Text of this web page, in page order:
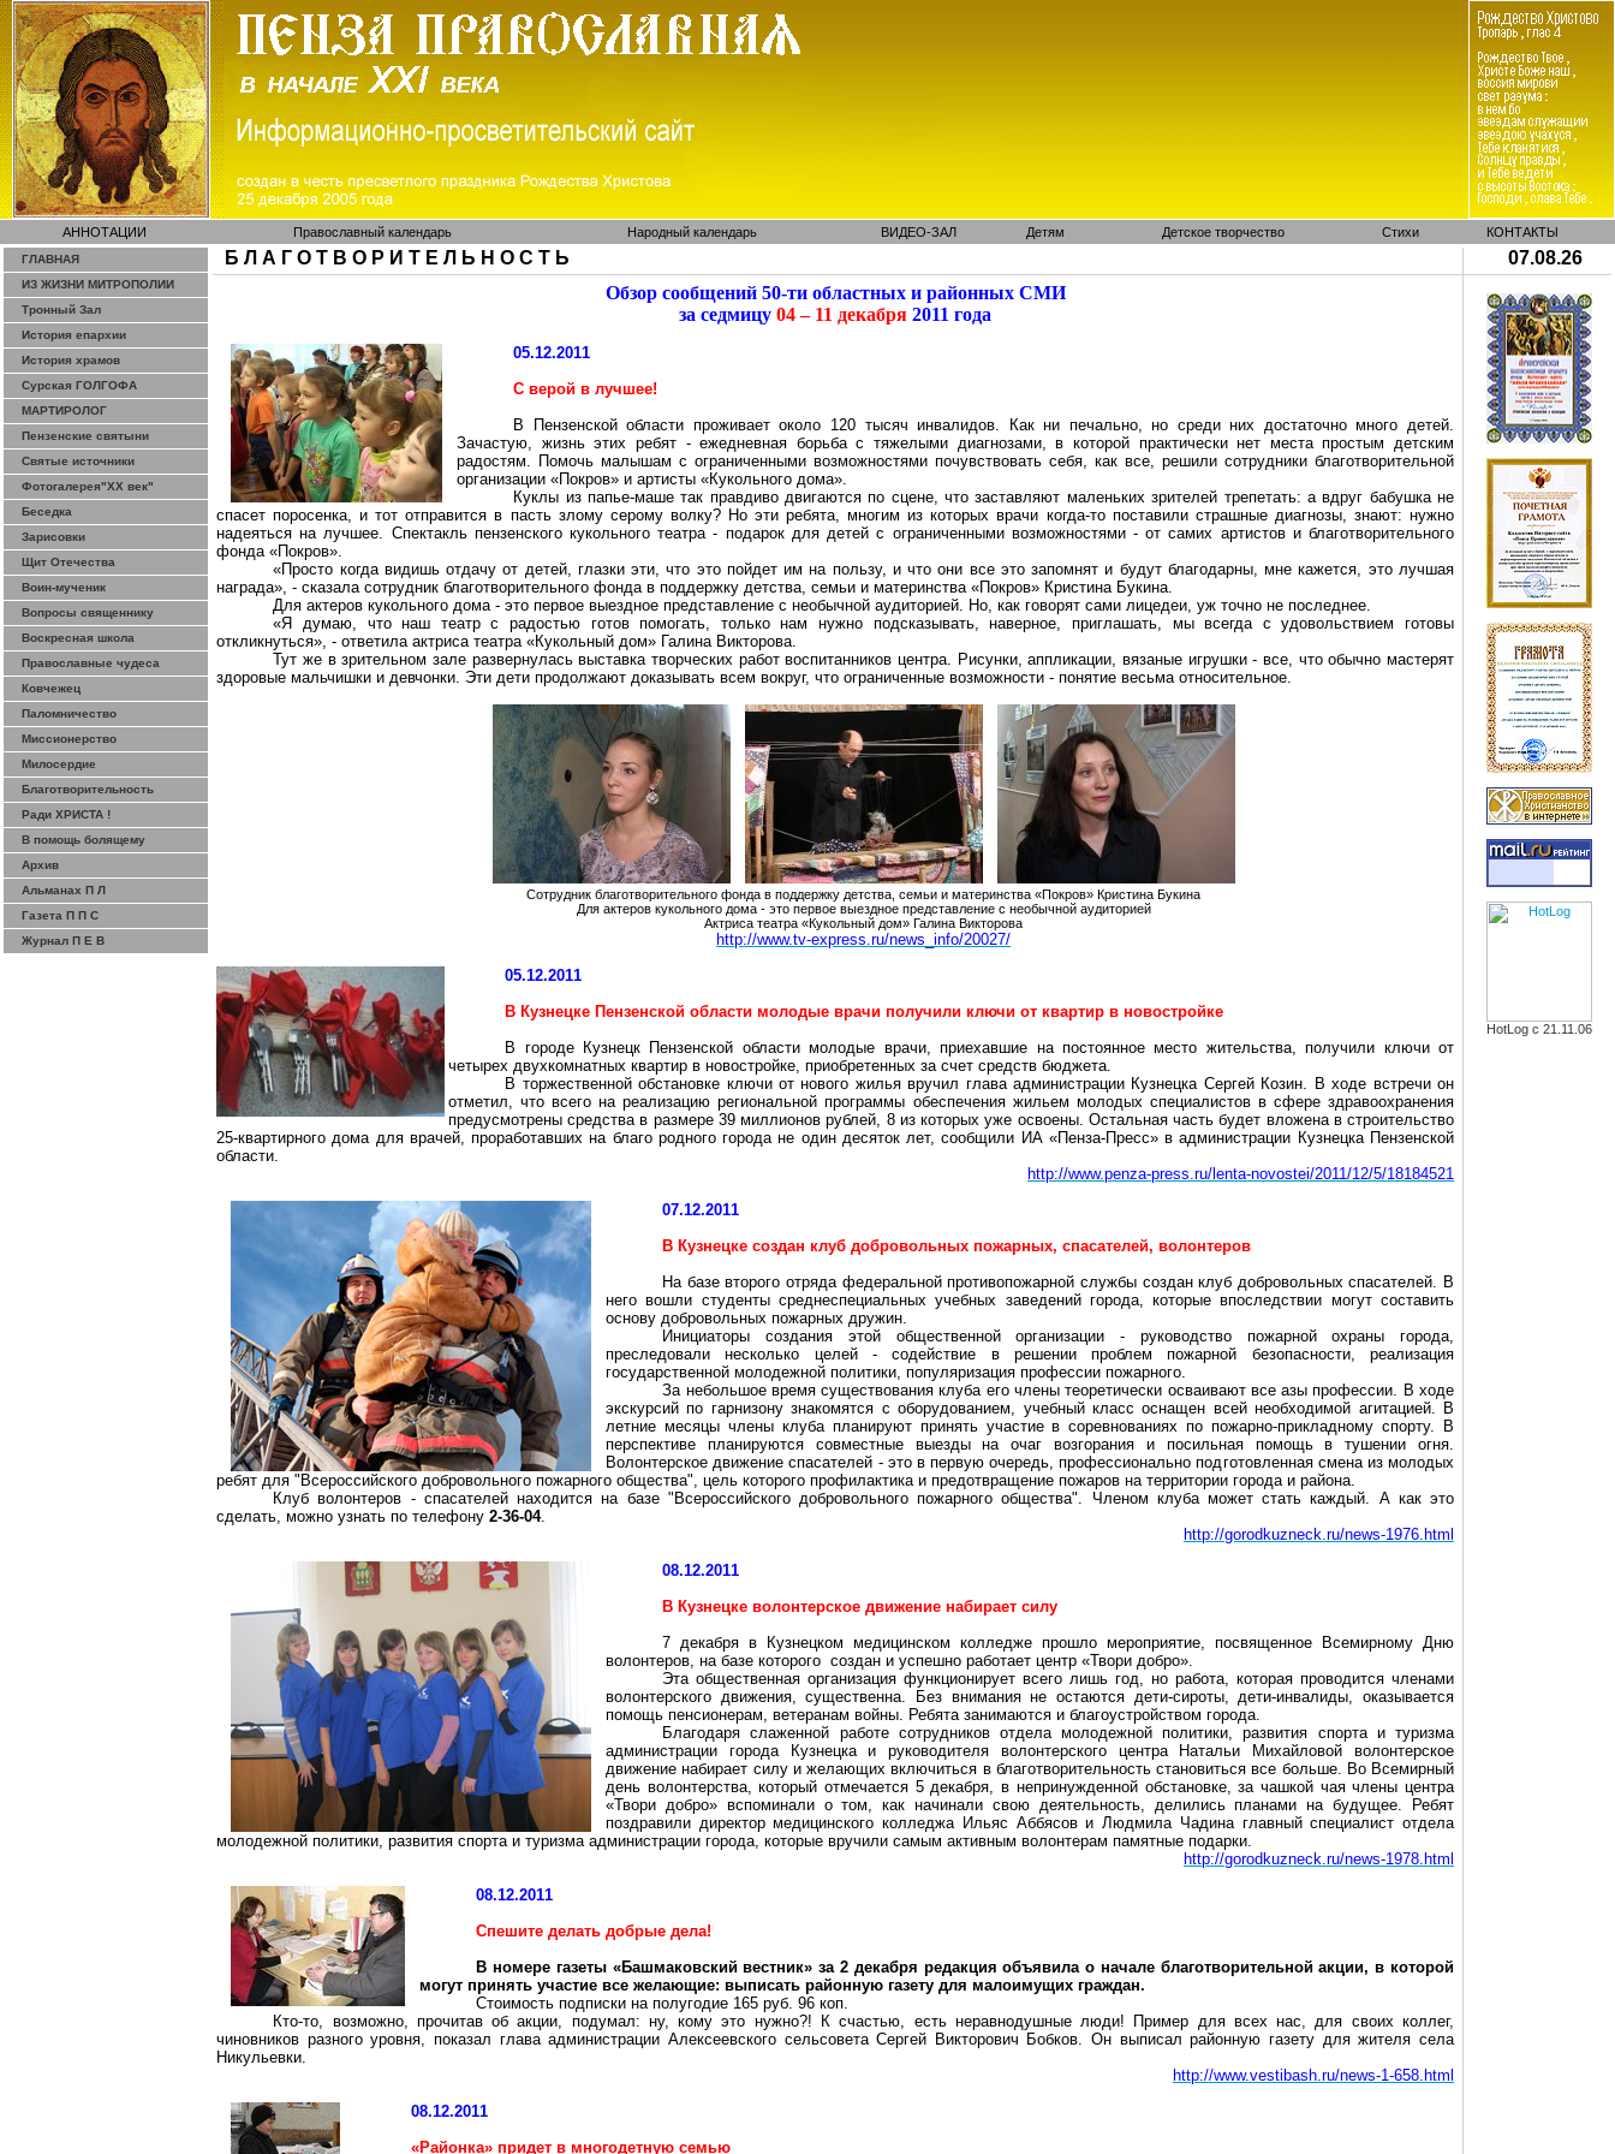
АННОТАЦИИ Православный календарь Народный календарь ВИДЕО-ЗАЛ Детям Детское творчество Стихи КОНТАКТЫ
ГЛАВНАЯ
ИЗ ЖИЗНИ МИТРОПОЛИИ
Тронный Зал
История епархии
История храмов
Сурская ГОЛГОФА
МАРТИРОЛОГ
Пензенские святыни
Святые источники
Фотогалерея"ХХ век"
Беседка
Зарисовки
Щит Отечества
Воин-мученик
Вопросы священнику
Воскресная школа
Православные чудеса
Ковчежец
Паломничество
Миссионерство
Милосердие
Благотворительность
Ради ХРИСТА !
В помощь болящему
Архив
Альманах П Л
Газета П П С
Журнал П Е В
Б Л А Г О Т В О Р И Т Е Л Ь Н О С Т Ь
07.08.26
Обзор сообщений 50-ти областных и районных СМИ
за седмицу 04 – 11 декабря 2011 года
05.12.2011
С верой в лучшее!
В Пензенской области проживает около 120 тысяч инвалидов. Как ни печально, но среди них достаточно много детей.
Зачастую, жизнь этих ребят - ежедневная борьба с тяжелыми диагнозами, в которой практически нет места простым детским
радостям. Помочь малышам с ограниченными возможностями почувствовать себя, как все, решили сотрудники благотворительной
организации «Покров» и артисты «Кукольного дома».
Куклы из папье-маше так правдиво двигаются по сцене, что заставляют маленьких зрителей трепетать: а вдруг бабушка не
спасет поросенка, и тот отправится в пасть злому серому волку? Но эти ребята, многим из которых врачи когда-то поставили страшные диагнозы, знают: нужно
надеяться на лучшее. Спектакль пензенского кукольного театра - подарок для детей с ограниченными возможностями - от самих артистов и благотворительного
фонда «Покров».
«Просто когда видишь отдачу от детей, глазки эти, что это пойдет им на пользу, и что они все это запомнят и будут благодарны, мне кажется, это лучшая
награда», - сказала сотрудник благотворительного фонда в поддержку детства, семьи и материнства «Покров» Кристина Букина.
Для актеров кукольного дома - это первое выездное представление с необычной аудиторией. Но, как говорят сами лицедеи, уж точно не последнее.
«Я думаю, что наш театр с радостью готов помогать, только нам нужно подсказывать, наверное, приглашать, мы всегда с удовольствием готовы
откликнуться», - ответила актриса театра «Кукольный дом» Галина Викторова.
Тут же в зрительном зале развернулась выставка творческих работ воспитанников центра. Рисунки, аппликации, вязаные игрушки - все, что обычно мастерят
здоровые мальчишки и девчонки. Эти дети продолжают доказывать всем вокруг, что ограниченные возможности - понятие весьма относительное.
Сотрудник благотворительного фонда в поддержку детства, семьи и материнства «Покров» Кристина Букина
Для актеров кукольного дома - это первое выездное представление с необычной аудиторией
Актриса театра «Кукольный дом» Галина Викторова
http://www.tv-express.ru/news_info/20027/
05.12.2011
В Кузнецке Пензенской области молодые врачи получили ключи от квартир в новостройке
В городе Кузнецк Пензенской области молодые врачи, приехавшие на постоянное место жительства, получили ключи от
четырех двухкомнатных квартир в новостройке, приобретенных за счет средств бюджета.
В торжественной обстановке ключи от нового жилья вручил глава администрации Кузнецка Сергей Козин. В ходе встречи он
отметил, что всего на реализацию региональной программы обеспечения жильем молодых специалистов в сфере здравоохранения
предусмотрены средства в размере 39 миллионов рублей, 8 из которых уже освоены. Остальная часть будет вложена в строительство
25-квартирного дома для врачей, проработавших на благо родного города не один десяток лет, сообщили ИА «Пенза-Пресс» в администрации Кузнецка Пензенской
области.
http://www.penza-press.ru/lenta-novostei/2011/12/5/18184521
07.12.2011
В Кузнецке создан клуб добровольных пожарных, спасателей, волонтеров
На базе второго отряда федеральной противопожарной службы создан клуб добровольных спасателей. В
него вошли студенты среднеспециальныхучебных заведений города, которые впоследствии могут составить
основу добровольных пожарных дружин.
Инициаторы создания этой общественной организации - руководство пожарной охраны города,
преследовали несколько целей - содействие в решении проблем пожарной безопасности, реализация
государственной молодежной политики, популяризация профессии пожарного.
За небольшое время существования клуба его члены теоретически осваивают все азы профессии. В ходе
экскурсий по гарнизону знакомятся с оборудованием, учебный класс оснащен всей необходимой агитацией. В
летние месяцы члены клуба планируют принять участие в соревнованиях по пожарно-прикладному спорту. В
перспективе планируются совместные выезды на очаг возгорания и посильная помощь в тушении огня.
Волонтерское движение спасателей - это в первую очередь, профессионально подготовленная смена из молодых
ребят для "Всероссийского добровольного пожарного общества", цель которого профилактика и предотвращение пожаров на территории города и района.
Клуб волонтеров - спасателей находится на базе "Всероссийского добровольного пожарного общества". Членом клуба может стать каждый. А как это
сделать, можно узнать по телефону 2-36-04.
http://gorodkuzneck.ru/news-1976.html
08.12.2011
В Кузнецке волонтерское движение набирает силу
7 декабря в Кузнецком медицинском колледже прошло мероприятие, посвященное Всемирному Дню
волонтеров, на базе которого создан и успешно работает центр «Твори добро».
Эта общественная организация функционирует всего лишь год, но работа, которая проводится членами
волонтерского движения, существенна. Без внимания не остаются дети-сироты, дети-инвалиды, оказывается
помощь пенсионерам, ветеранам войны. Ребята занимаются и благоустройством города.
Благодаря слаженной работе сотрудников отдела молодежной политики, развития спорта и туризма
администрации города Кузнецка и руководителя волонтерского центра Натальи Михайловой волонтерское
движение набирает силу и желающих включиться в благотворительность становиться все больше. Во Всемирный
день волонтерства, который отмечается 5 декабря, в непринужденной обстановке, за чашкой чая члены центра
«Твори добро» вспоминали о том, как начинали свою деятельность, делились планами на будущее. Ребят
поздравили директор медицинского колледжа Ильяс Аббясови Людмила Чадинаглавный специалист отдела
молодежной политики, развития спорта и туризма администрации города, которые вручили самым активным волонтерам памятные подарки.
http://gorodkuzneck.ru/news-1978.html
08.12.2011
Спешите делать добрые дела!
В номере газеты «Башмаковскийвестник» за 2 декабря редакция объявила о начале благотворительной акции, в которой
могут принять участие все желающие: выписать районную газету для малоимущих граждан.
Стоимость подписки на полугодие 165 руб. 96 коп.
Кто-то, возможно, прочитав об акции, подумал: ну, кому это нужно?! К счастью, есть неравнодушные люди! Пример для всех нас, для своих коллег,
чиновников разного уровня, показал глава администрации Алексеевского сельсовета Сергей Викторович Бобков. Он выписал районную газету для жителя села
Никульевки.
http://www.vestibash.ru/news-1-658.html
08.12.2011
«Районка» придет в многодетную семью
HotLog с 21.11.06